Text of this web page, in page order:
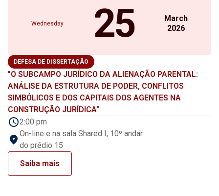
Wednesday 25
March
2026
DEFESA DE DISSERTAÇÃO
"O SUBCAMPO JURÍDICO DA ALIENAÇÃO PARENTAL:
ANÁLISE DA ESTRUTURA DE PODER, CONFLITOS
SIMBÓLICOS E DOS CAPITAIS DOS AGENTES NA
CONSTRUÇÃO JURÍDICA"
2:00 pm
On-line e na sala Shared I, 10º andar
do prédio 15
Saiba mais